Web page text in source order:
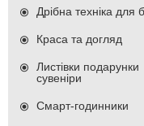
Дрібна техніка для
Краса та догляд
Листівки подарунки
сувеніри
Смарт-годинники